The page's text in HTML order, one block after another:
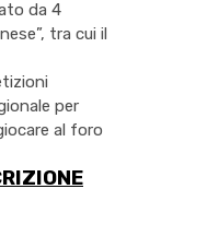
da 4
tra cui il
per
al foro